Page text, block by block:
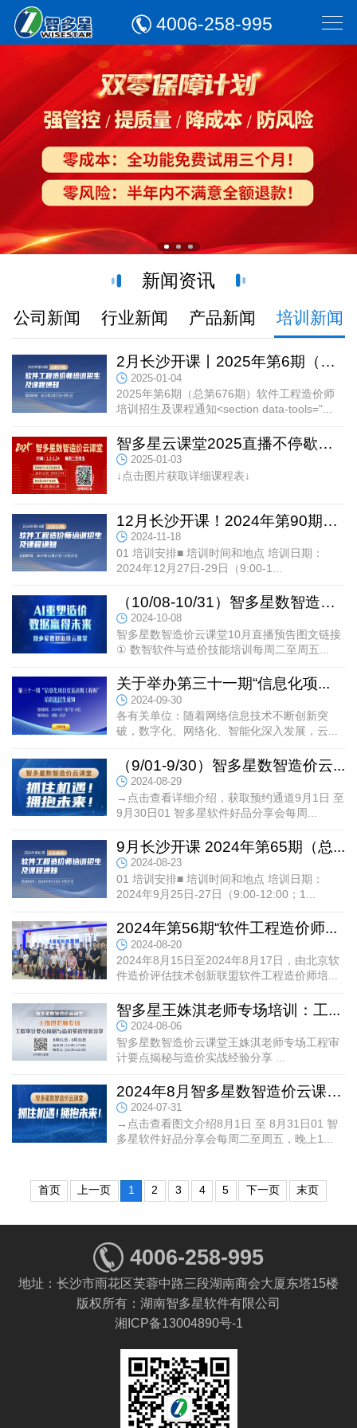
4006-258-995
新闻资讯
公司新闻 行业新闻 产品新闻 培训新闻
2月长沙开课丨2025年第6期（总...
2025-01-04
2025年第6期（总第676期）软件工程造价师
培训招生及课程通知<section data-tools="...
智多星云课堂2025直播不停歇！1...
2025-01-03
↓点击图片获取详细课程表↓
12月长沙开课！2024年第90期（...
2024-11-18
01 培训安排■ 培训时间和地点 培训日期：
2024年12月27日-29日（9:00-1...
（10/08-10/31）智多星数智造价...
2024-10-08
智多星数智造价云课堂10月直播预告图文链接
① 数智软件与造价技能培训每周二至周五...
关于举办第三十一期“信息化项...
2024-09-30
各有关单位：随着网络信息技术不断创新突
破，数字化、网络化、智能化深入发展，云...
（9/01-9/30）智多星数智造价云...
2024-08-29
→点击查看详细介绍，获取预约通道9月1日 至
9月30日01 智多星软件好品分享会每周...
9月长沙开课 2024年第65期（总...
2024-08-23
01 培训安排■ 培训时间和地点 培训日期：
2024年9月25日-27日（9:00-12:00；1...
2024年第56期“软件工程造价师...
2024-08-20
2024年8月15日至2024年8月17日，由北京软
件造价评估技术创新联盟软件工程造价师培...
智多星王姝淇老师专场培训：工...
2024-08-06
智多星数智造价云课堂王姝淇老师专场工程审
2024年8月智多星数智造价云课堂...
2024-07-31
→点击查看图文介绍8月1日 至 8月31日01 智
多星软件好品分享会每周二至周五，晚上1...
首页 上一页 1 2 3 4 5 下一页 末页
4006-258-995
地址：长沙市雨花区芙蓉中路三段湖南商会大厦东塔15楼
版权所有：湖南智多星软件有限公司
湘ICP备13004890号-1